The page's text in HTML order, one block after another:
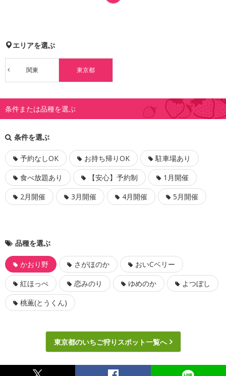
エリアを選ぶ
関東 東京都
条件または品種を選ぶ
条件を選ぶ
予約なしOK お持ち帰りOK
駐車場あり
食べ放題あり
【安心】予約制
1月開催
2月開催
3月開催 4月開催 5月開催
品種を選ぶ
かおり野 さがほのか
おいCベリー
紅ほっぺ
恋みのり ゆめのか
よつぼし
桃薫(とうくん)
東京都のいちご狩りスポット一覧へ